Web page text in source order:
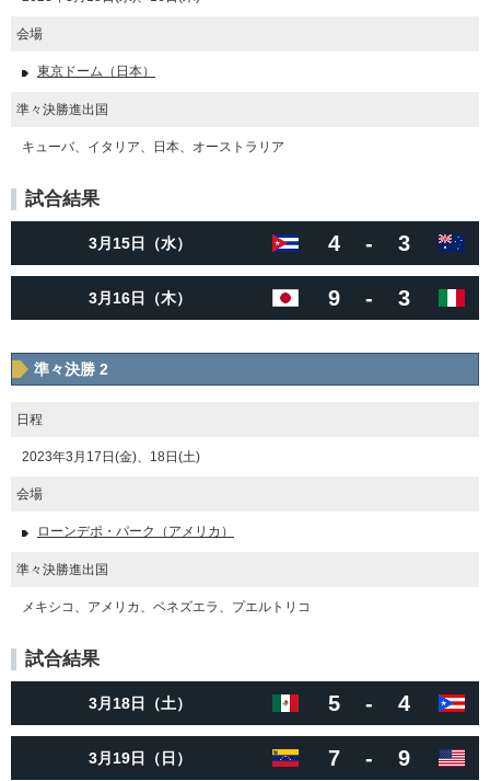
会場
東京ドーム（日本）
準々決勝進出国
キューバ、イタリア、日本、オーストラリア
試合結果
3月15日（水） 4 - 3
3月16日（木） 9 - 3
準々決勝 2
日程
2023年3月17日(金)、18日(土)
会場
ローンデポ・パーク（アメリカ）
準々決勝進出国
メキシコ、アメリカ、ベネズエラ、プエルトリコ
試合結果
3月18日（土） 5 - 4
3月19日（日） 7 - 9